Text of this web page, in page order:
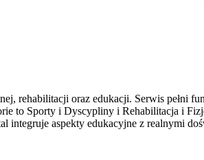
rehabilitacji oraz edukacji. Serwis pełni
to Sporty i Dyscypliny i Rehabilitacja i
integruje aspekty edukacyjne z realnymi